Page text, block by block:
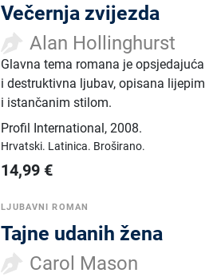
Večernja zvijezda
Alan Hollinghurst
Glavna tema romana je opsjedajuća
i destruktivna ljubav, opisana lijepim
i istančanim stilom.
Profil International,2008.
Hrvatski. Latinica. Broširano.
14,99 €
LJUBAVNI ROMAN
Tajne udanih žena
Carol Mason